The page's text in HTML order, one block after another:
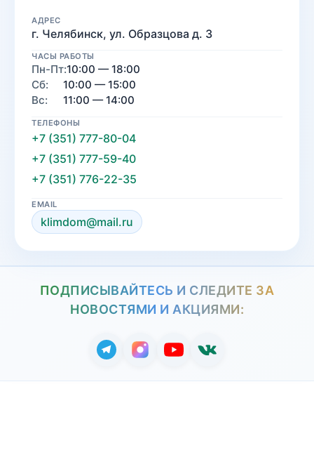
АДРЕС
г. Челябинск, ул. Образцова д. 3
ЧАСЫ РАБОТЫ
Пн-Пт:10:00 — 18:00
Сб:
10:00 — 15:00
Вс:
11:00 — 14:00
ТЕЛЕФОНЫ
+7 (351) 777-80-04
+7 (351) 777-59-40
+7 (351) 776-22-35
EMAIL
klimdom@mail.ru
ПОДПИСЫВАЙТЕСЬ И СЛЕДИТЕ ЗА
НОВОСТЯМИ И АКЦИЯМИ: